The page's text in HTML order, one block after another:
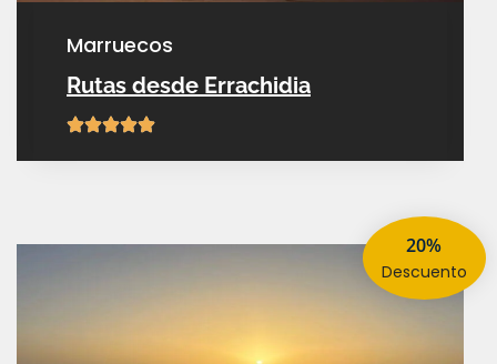
marruecos
Rutas desde Errachidia
20%
descuento